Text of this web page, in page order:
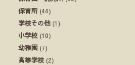
保育所(44)
学校その他 (1)
小学校 (10)
幼稚園 (7)
高等学校 (2)